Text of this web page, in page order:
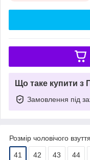
Що таке купити з
Замовлення під
Розмір чоловічого взуття
41 42 43 44